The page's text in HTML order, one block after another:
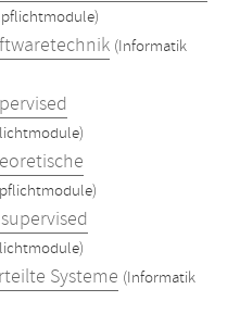
(Informatik
Systeme (Informatik